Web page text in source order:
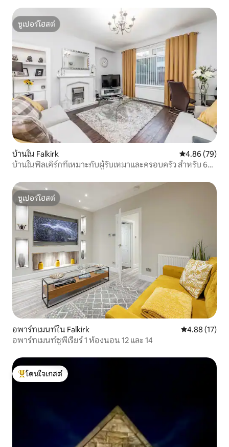
ซูเปอร์โฮสต์
ซูเปอร์โฮสต์
บ้านใน Falkirk คะแนนเฉลี่ย
4.86 (79)
บ้านในฟัลเคิร์กที่เหมาะกับผู้รับเหมาและครอบครัว สำหรับ 6
ซูเปอร์โฮสต์
ซูเปอร์โฮสต์
อพาร์ทเมนท์ใน Falkirk คะแนนเฉลี่ย
4.88 (17)
อพาร์ทเมนท์ซูพีเรียร์ 1 ห้องนอน 12 และ 14
โดนใจเกสต์ที่สุด
โดนใจเกสต์